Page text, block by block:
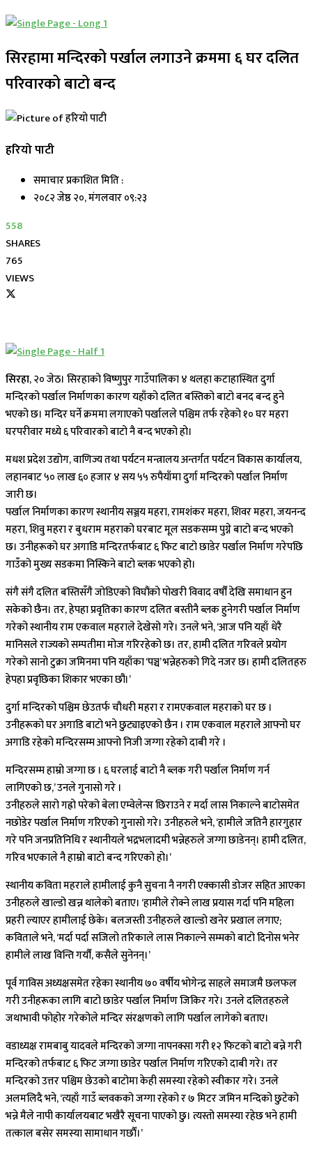
सिरहामा मन्दिरको पर्खाल लगाउने क्रममा ६ घर दलित
परिवारको बाटो बन्द
हरियो पाटी
समाचार प्रकाशित मिति :
२०८२ जेष्ठ २०, मंगलवार ०९:२३
558
SHARES
765
VIEWS
सिरहा, २० जेठ। सिरहाको विष्णुपुर गाउँपालिका ४ थलहा कटाहास्थित दुर्गा
मन्दिरको पर्खाल निर्माणका कारण यहाँको दलित बस्तिको बाटो बनद बन्द हुने
भएको छ। मन्दिर घर्ने क्रममा लगाएको पर्खालले पश्चिम तर्फ रहेको १० घर महरा
घरपरीवार मध्ये ६ परिवारको बाटो नै बन्द भएको हो।
मधश प्रदेश उद्योग, वाणिज्य तथा पर्यटन मन्त्रालय अन्तर्गत पर्यटन विकास कार्यालय,
लहानबाट ५० लाख ६० हजार ४ सय ५५ रुपैयाँमा दुर्गा मन्दिरको पर्खाल निर्माण
जारी छ।
पर्खाल निर्माणका कारण स्थानीय सञ्जय महरा, रामशंकर महरा, शिवर महरा, जयनन्द
महरा, शिवु महरा र बुधराम महराको घरबाट मूल सडकसम्म पुग्ने बाटो बन्द भएको
छ। उनीहरूको घर अगाडि मन्दिरतर्फबाट ६ फिट बाटो छाडेर पर्खाल निर्माण गरेपछि
गाउँको मुख्य सडकमा निस्किने बाटो ब्लक भएको हो।
संगै संगै दलित बस्तिसँगै जोडिएको विघौंको पोखरी विवाद वर्षौं देखि समाधान हुन
सकेको छैन। तर, हेपहा प्रवृतिका कारण दलित बस्तीनै ब्लक हुनेगरी पर्खाल निर्माण
गरेको स्थानीय राम एकवाल महराले देखेसो गरे। उनले भने, ‘आज पनि यहाँ धेरै
मानिसले राज्यको सम्पतीमा मोज गरिरहेको छ। तर, हामी दलित गरिवले प्रयोग
गरेको सानो टुक्रा जमिनमा पनि यहाँका ‘पञ्च’ भन्नेहरुको गिदे नजर छ। हामी दलितहरु
हेपहा प्रवृछिका शिकार भएका छौं।’
दुर्गा मन्दिरको पश्चिम छेउतर्फ चौधरी महरा र रामएकवाल महराको घर छ ।
उनीहरूको घर अगाडि बाटो भने छुट्याइएको छैन । राम एकवाल महराले आफ्नो घर
अगाडि रहेको मन्दिरसम्म आफ्नो निजी जग्गा रहेको दाबी गरे ।
मन्दिरसम्म हाम्रो जग्गा छ । ६ घरलाई बाटो नै ब्लक गरी पर्खाल निर्माण गर्न
लागिएको छ,’ उनले गुनासो गरे ।
उनीहरुले सारो गह्रो परेको बेला एम्वेलेन्स छिराउने र मर्दा लास निकाल्ने बाटोसमेत
नछोडेर पर्खाल निर्माण गरिएको गुनासो गरे। उनीहरुले भने, ‘हामीले जतिनै हारगुहार
गरे पनि जनप्रतिनिधि र स्थानीयले भद्रभलादमी भन्नेहरुले जग्गा छाडेनन्। हामी दलित,
गरिव भएकाले नै हाम्रो बाटो बन्द गरिएको हो।’
स्थानीय कविता महराले हामीलाई कुनै सुचना नै नगरी एक्कासी डोजर सहित आएका
उनीहरुले खाल्डो खन्न थालेको बताए। ‘हामीले रोक्ने लाख प्रयास गर्दा पनि महिला
प्रहरी ल्याएर हामीलाई छेके। बलजस्ती उनीहरुले खाल्डो खनेर प्रखाल लगाए;
कविताले भने, ‘मर्दा पर्दा सजिलो तरिकाले लास निकाल्ने सम्मको बाटो दिनोस भनेर
हामीले लाख विन्ति गर्यौं, कसैले सुनेनन्।’
पूर्व गाविस अध्यक्षसमेत रहेका स्थानीय ७० वर्षीय भोगेन्द्र साहले समाजमै छलफल
गरी उनीहरूका लागि बाटो छाडेर पर्खाल निर्माण जिकिर गरे। उनले दलितहरुले
जथाभावी फोहोर गरेकोले मन्दिर संरक्षणको लागि पर्खाल लागेको बताए।
वडाध्यक्ष रामबाबु यादवले मन्दिरको जग्गा नापनक्सा गरी १२ फिटको बाटो बन्ने गरी
मन्दिरको तर्फबाट ६ फिट जग्गा छाडेर पर्खाल निर्माण गरिएको दाबी गरे। तर
मन्दिरको उत्तर पश्चिम छेउको बाटोमा केही समस्या रहेको स्वीकार गरे। उनले
अलमलिदै भने, ‘त्यहाँ गाउँ ब्लवकको जग्गा रहेको र ७ मिटर जमिन मन्दिको छुटेको
भन्ने मैले नापी कार्यालयबाट भखैरै सूचना पाएको छु। त्यस्तो समस्या रहेछ भने हामी
तत्काल बसेर समस्या सामाधान गर्छाैं।’